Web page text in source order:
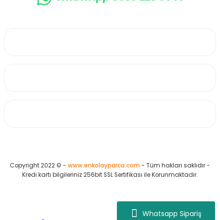
Whatsapp Sipariş
Copyright 2022 © - www.enkolayparca.com - Tüm hakları saklıdır -
Kredi kartı bilgileriniz 256bit SSL Sertifikası ile Korunmaktadır.